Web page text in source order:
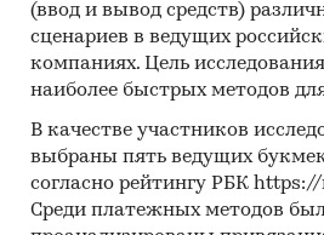
*Данные после января 2022
недоступны для стран
экономического союза:
Кыргызстана и Казахстана.
Государственные закупки
В рамках главы
части проведенных
(ввод и вывод средств)
сценариев в ведущих
компаниях. Цель
наиболее быстрых методов
В качестве участников
выбраны пять ведущих
согласно рейтингу РБК
Среди платежных методов